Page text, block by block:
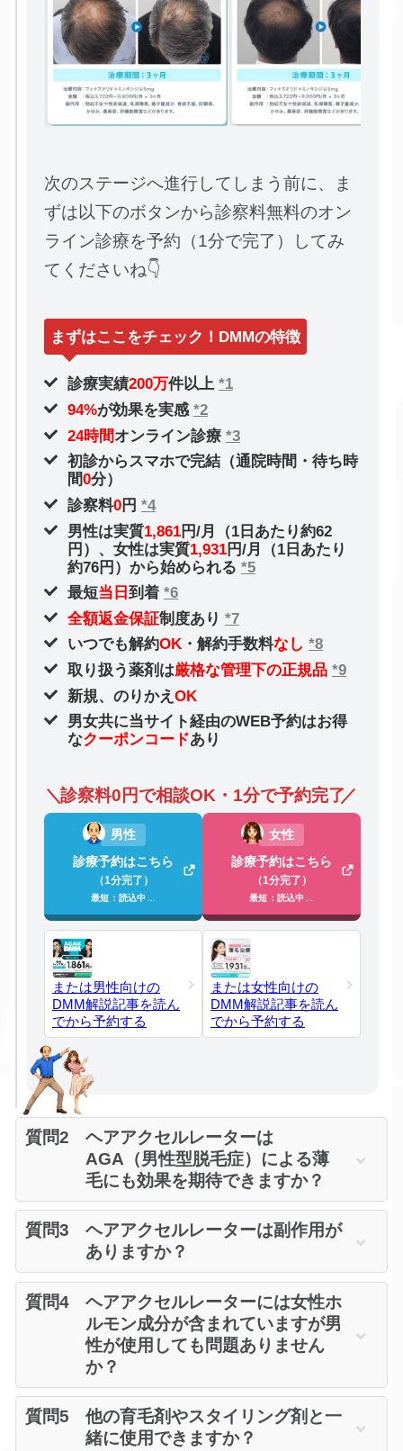
次のステージへ進行してしまう前に、ま
ずは以下のボタンから診察料無料のオン
ライン診療を予約（1分で完了）してみ
てくださいね👇
まずはここをチェック！DMMの特徴
診療実績200万件以上 *1
94%が効果を実感 *2
24時間オンライン診療 *3
初診からスマホで完結（通院時間・待ち時
間0分）
診察料0円 *4
男性は実質1,861円/月（1日あたり約62
円）、女性は実質1,931円/月（1日あたり
約76円）から始められる *5
最短当日 到着 *6
全額返金保証制度あり *7
いつでも解約OK・解約手数料なし *8
取り扱う薬剤は厳格な管理下の正規品 *9
新規、のりかえ OK
男女共に当サイト経由のWEB予約はお得
なクーポンコードあり
診察料0円で相談OK・1分で予約完了
男性
診療予約はこちら
（1分完了）
最短：読込中…
または男性向けの
DMM解説記事を読ん
でから予約する
女性
診療予約はこちら
（1分完了）
最短：読込中…
または女性向けの
DMM解説記事を読ん
でから予約する
質問2
ヘアアクセルレーターは
AGA（男性型脱毛症）による薄
毛にも効果を期待できますか？
質問3
ヘアアクセルレーターは副作用が
ありますか？
質問4
ヘアアクセルレーターには女性ホ
ルモン成分が含まれていますが男
性が使用しても問題ありません
か？
質問5
他の育毛剤やスタイリング剤と一
緒に使用できますか？